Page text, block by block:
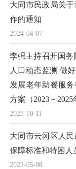
2024-04-07
大同市民政局关
作的通知
2023-10-11
李强主持召开国务
人口动态监测 做
发展老年助餐服
方案（2023－2025
2023-05-08
大同市云冈区人
保障标准和特困人